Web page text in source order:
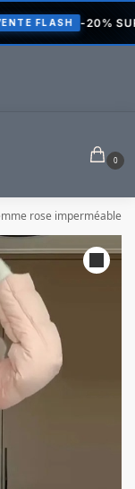
FLASH -20% SUR
0
rose imperméable